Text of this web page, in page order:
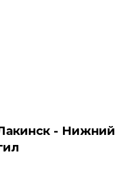
- Нижний